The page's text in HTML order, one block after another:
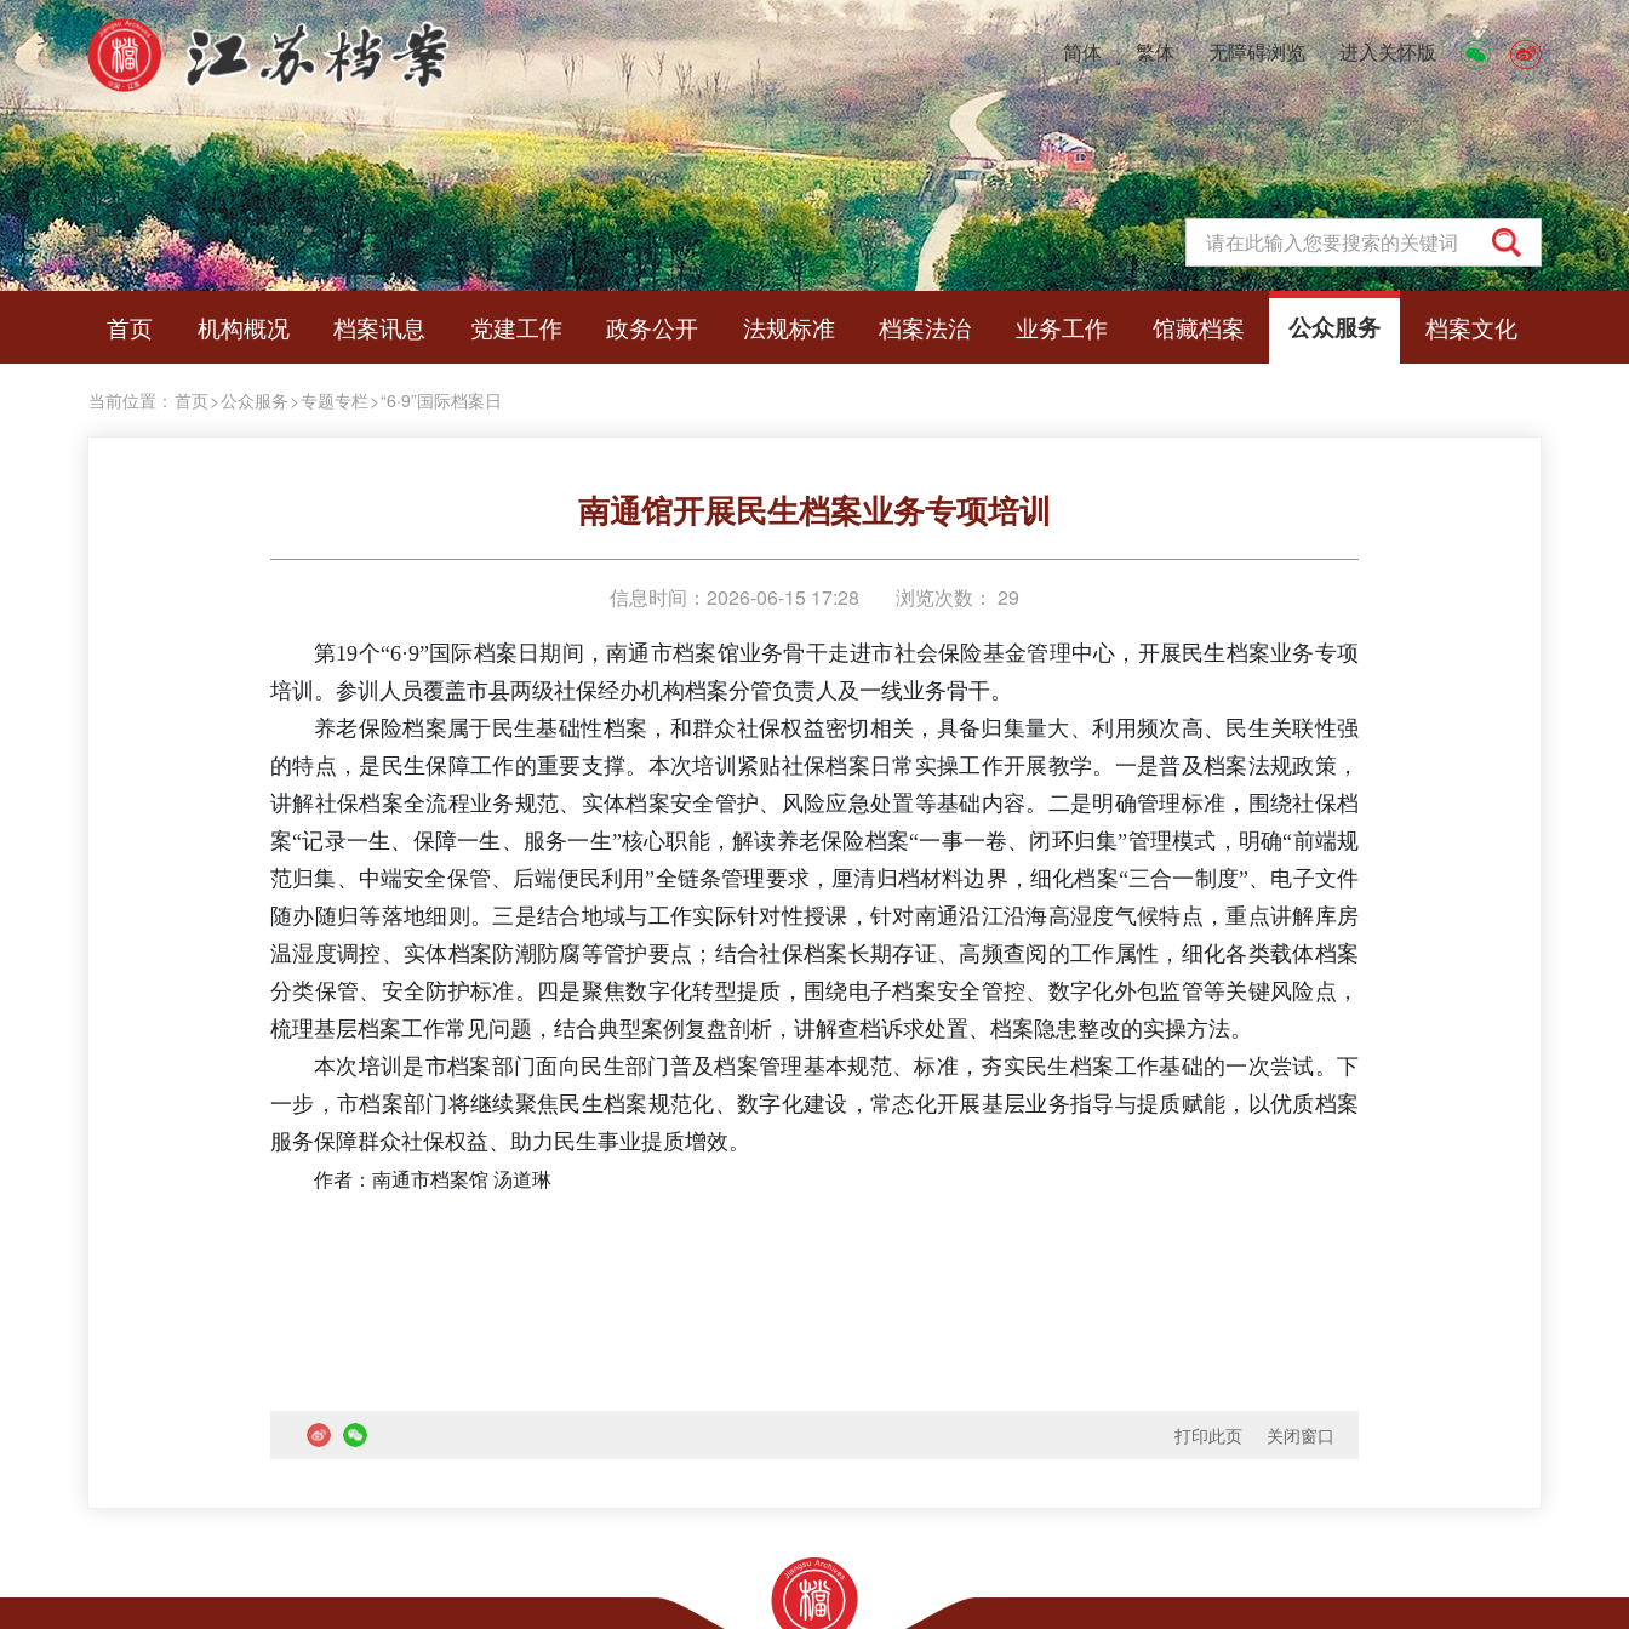
简体 丨 繁体 丨 无障碍浏览 丨 进入关怀版
首页 机构概况 档案讯息 党建工作 政务公开 法规标准 档案法治 业务工作 馆藏档案 公众服务 档案文化
当前位置： 首页>公众服务>专题专栏>“6·9”国际档案日
南通馆开展民生档案业务专项培训
信息时间：2026-06-15 17:28 浏览次数： 29
第19个“6·9”国际档案日期间，南通市档案馆业务骨干走进市社会保险基金管理中心，开展民生档案业务专项
培训。参训人员覆盖市县两级社保经办机构档案分管负责人及一线业务骨干。
养老保险档案属于民生基础性档案，和群众社保权益密切相关，具备归集量大、利用频次高、民生关联性强
的特点，是民生保障工作的重要支撑。本次培训紧贴社保档案日常实操工作开展教学。一是普及档案法规政策，
讲解社保档案全流程业务规范、实体档案安全管护、风险应急处置等基础内容。二是明确管理标准，围绕社保档
案“记录一生、保障一生、服务一生”核心职能，解读养老保险档案“一事一卷、闭环归集”管理模式，明确“前端规
范归集、中端安全保管、后端便民利用”全链条管理要求，厘清归档材料边界，细化档案“三合一制度”、电子文件
随办随归等落地细则。三是结合地域与工作实际针对性授课，针对南通沿江沿海高湿度气候特点，重点讲解库房
温湿度调控、实体档案防潮防腐等管护要点；结合社保档案长期存证、高频查阅的工作属性，细化各类载体档案
分类保管、安全防护标准。四是聚焦数字化转型提质，围绕电子档案安全管控、数字化外包监管等关键风险点，
梳理基层档案工作常见问题，结合典型案例复盘剖析，讲解查档诉求处置、档案隐患整改的实操方法。
本次培训是市档案部门面向民生部门普及档案管理基本规范、标准，夯实民生档案工作基础的一次尝试。下
一步，市档案部门将继续聚焦民生档案规范化、数字化建设，常态化开展基层业务指导与提质赋能，以优质档案
服务保障群众社保权益、助力民生事业提质增效。
作者：南通市档案馆 汤道琳
打印此页 关闭窗口